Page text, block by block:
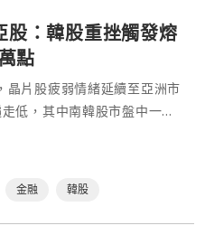
股：韓股重挫觸發熔
點
晶片股疲弱情緒延續至亞洲市
低，其中南韓股市盤中一度
交易暫停機制；日本股市⋯
金融 韓股